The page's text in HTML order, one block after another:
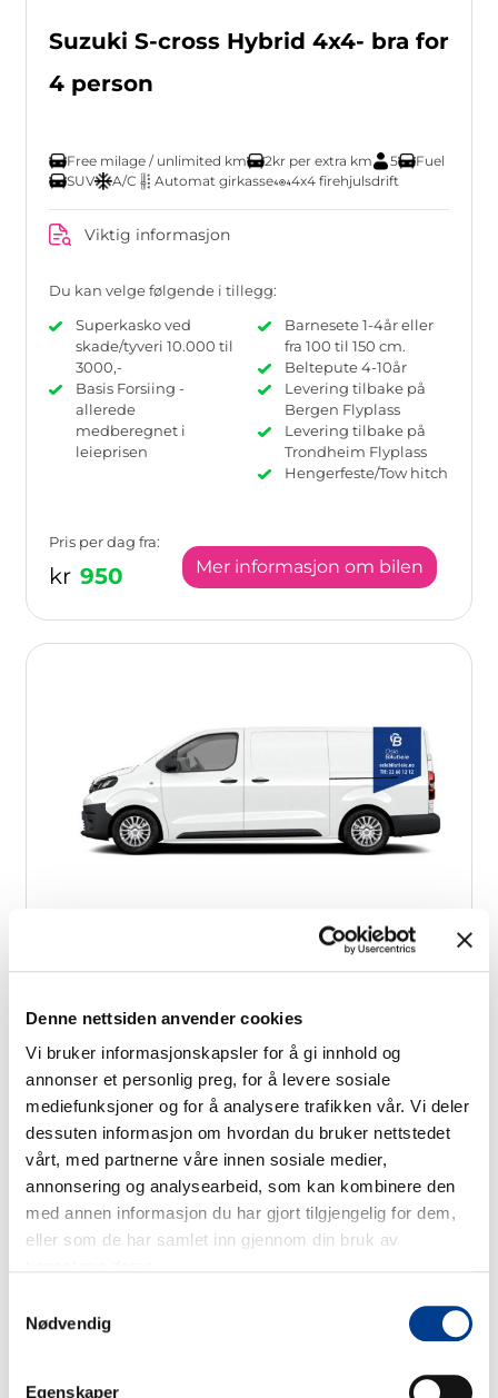
Denne nettsiden anvender cookies
Vi bruker informasjonskapsler for å gi innhold og
annonser et personlig preg, for å levere sosiale
mediefunksjoner og for å analysere trafikken vår. Vi deler
dessuten informasjon om hvordan du bruker nettstedet
vårt, med partnerne våre innen sosiale medier,
annonsering og analysearbeid, som kan kombinere den
med annen informasjon du har gjort tilgjengelig for dem,
eller som de har samlet inn gjennom din bruk av
Nødvendig
Egenskaper
Suzuki S-cross Hybrid 4x4- bra for
4 person
Free milage / unlimited km 2kr per extra km 5
Fuel
SUV
A/C Automat girkasse 4x4 firehjulsdrift
Viktig informasjon
Du kan velge følgende i tillegg:
Superkasko ved
skade/tyveri 10.000 til
3000,-
Basis Forsiing -
allerede
medberegnet i
leieprisen
Barnesete 1-4år eller
fra 100 til 150 cm.
Beltepute 4-10år
Levering tilbake på
Bergen Flyplass
Levering tilbake på
Trondheim Flyplass
Hengerfeste/Tow hitch
Pris per dag fra:
kr 950 Mer informasjon om bilen
Toyota Proace 6m3 220 km
rekkevidde
Free milage / unlimited km 3
Varebil
A/C Automat girkasse
Viktig informasjon
Du kan velge følgende i tillegg:
Basis Forsiing -
leieprisen
Levering tilbake på
Trondheim Flyplass